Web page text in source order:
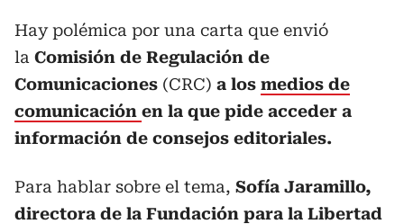
Hay polémica por una carta que envió
la Comisión de Regulación de
Comunicaciones (CRC) a los medios de
comunicación en la que pide acceder a
información de consejos editoriales.
Para hablar sobre el tema, Sofía Jaramillo,
directora de la Fundación para la Libertad